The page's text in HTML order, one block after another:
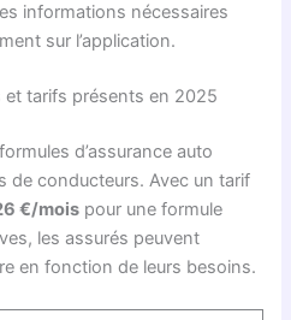
informations nécessaires
sur l’application.
tarifs présents en 2025
d’assurance auto
de conducteurs. Avec un tarif
€/mois pour une formule
les assurés peuvent
en fonction de leurs besoins.